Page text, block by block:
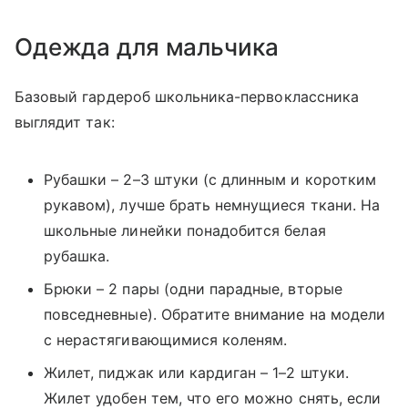
Одежда для мальчика
Базовый гардероб школьника-первоклассника
выглядит так:
Рубашки – 2–3 штуки (с длинным и коротким
рукавом), лучше брать немнущиеся ткани. На
школьные линейки понадобится белая
рубашка.
Брюки – 2 пары (одни парадные, вторые
повседневные). Обратите внимание на модели
с нерастягивающимися коленям.
Жилет, пиджак или кардиган – 1–2 штуки.
Жилет удобен тем, что его можно снять, если